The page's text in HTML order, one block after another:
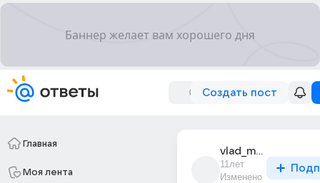
Создать пост
Главная
Моя лента
vlad_moroz_368
11лет
Изменено